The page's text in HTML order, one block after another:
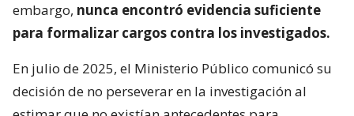
embargo, nunca encontró evidencia suficiente
para formalizar cargos contra los investigados.
En julio de 2025, el Ministerio Público comunicó su
decisión de no perseverar en la investigación al